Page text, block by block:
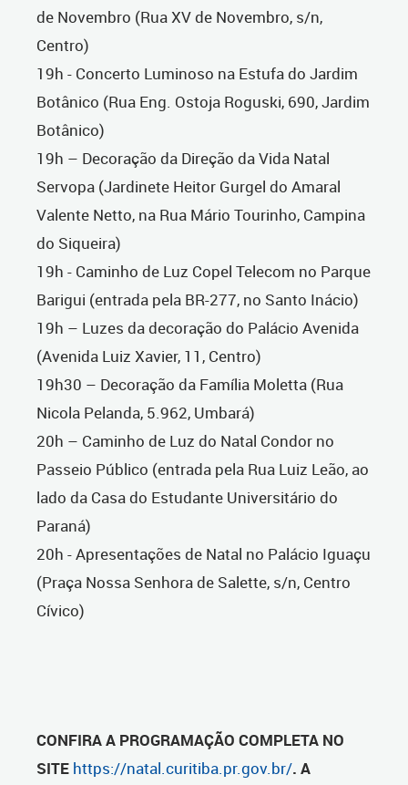
de Novembro (Rua XV de Novembro, s/n,
Centro)
19h - Concerto Luminoso na Estufa do Jardim
Botânico (Rua Eng. Ostoja Roguski, 690, Jardim
Botânico)
19h – Decoração da Direção da Vida Natal
Servopa (Jardinete Heitor Gurgel do Amaral
Valente Netto, na Rua Mário Tourinho, Campina
do Siqueira)
19h - Caminho de Luz Copel Telecom no Parque
Barigui (entrada pela BR-277, no Santo Inácio)
19h – Luzes da decoração do Palácio Avenida
(Avenida Luiz Xavier, 11, Centro)
19h30 – Decoração da Família Moletta (Rua
Nicola Pelanda, 5.962, Umbará)
20h – Caminho de Luz do Natal Condor no
Passeio Público (entrada pela Rua Luiz Leão, ao
lado da Casa do Estudante Universitário do
Paraná)
20h - Apresentações de Natal no Palácio Iguaçu
(Praça Nossa Senhora de Salette, s/n, Centro
Cívico)
CONFIRA A PROGRAMAÇÃO COMPLETA NO
SITE https://natal.curitiba.pr.gov.br/. A